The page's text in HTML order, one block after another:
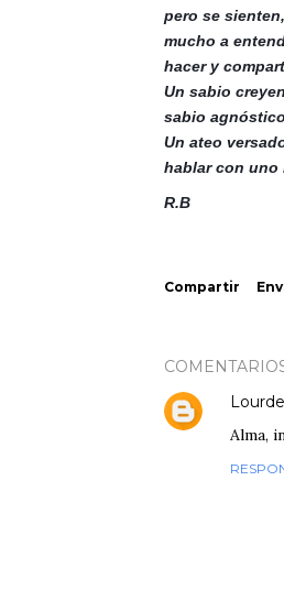
pero se
mucho a
hacer y
Un sabio
sabio
Un ateo
hablar con uno
R.B
Compartir
Alma,